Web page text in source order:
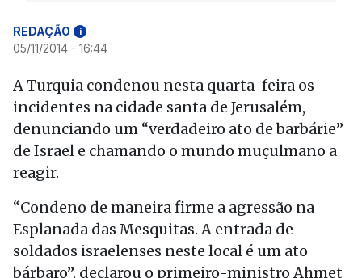
REDAÇÃO i
05/11/2014 - 16:44
A Turquia condenou nesta quarta-feira os
incidentes na cidade santa de Jerusalém,
denunciando um “verdadeiro ato de barbárie”
de Israel e chamando o mundo muçulmano a
reagir.
“Condeno de maneira firme a agressão na
Esplanada das Mesquitas. A entrada de
soldados israelenses neste local é um ato
bárbaro”, declarou o primeiro-ministro Ahmet